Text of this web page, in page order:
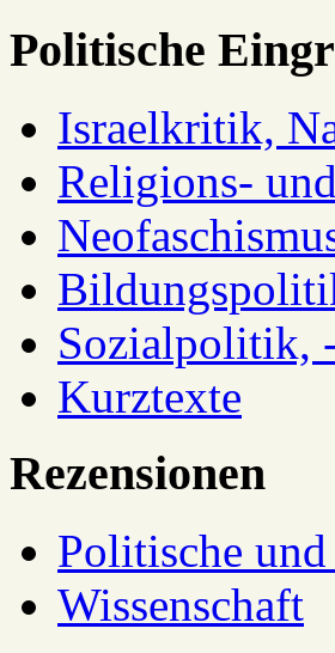
Politische
Israelkritik,
Religions-
Sozialpolitik,
Kurztexte
Rezensionen
Politische
Wissenschaft